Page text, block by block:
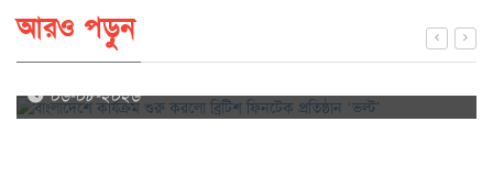
আরও পড়ুন
বাংলাদেশে কার্যক্রম শুরু করলো ব্রিটিশ ফিনটেক প্রতিষ্ঠান ‘ভল্ট’
০৬-০৮-২০২৬